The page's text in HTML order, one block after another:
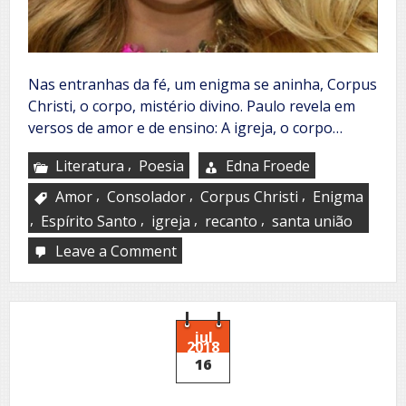
Nas entranhas da fé, um enigma se aninha, Corpus
Christi, o corpo, mistério divino. Paulo revela em
versos de amor e de ensino: A igreja, o corpo…
Literatura , Poesia
Edna Froede
Amor , Consolador , Corpus Christi , Enigma
, Espírito Santo , igreja , recanto , santa união
Leave a Commenton
Christi
jul
2018
16